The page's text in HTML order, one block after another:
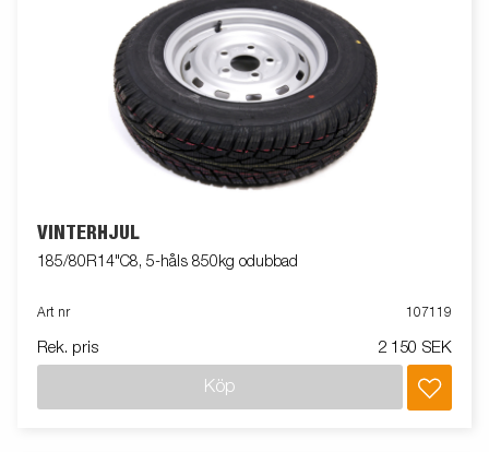
VINTERHJUL
185/80R14"C8, 5-håls 850kg odubbad
Art nr 107119
Rek. pris 2 150 SEK
Köp